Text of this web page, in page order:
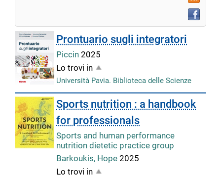
Prontuario sugli integratori
Piccin2025
Lo trovi in
Università Pavia. Biblioteca delle Scienze
Sports nutrition : a handbook
for professionals
Sports and human performance
nutrition dietetic practice group
Barkoukis, Hope2025
Lo trovi in